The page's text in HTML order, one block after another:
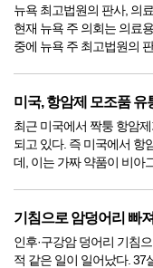
뉴욕 최고법원의 판사, 의
현재 뉴욕 주 의회는 의료
중에 뉴욕 주 최고법원의
크벡 판사...
미국, 항암제 모조품 유
최근 미국에서 짝퉁 항암
되고 있다. 즉 미국에서 항
데, 이는 가짜 약품이 비아
허셉틴, 리투...
기침으로 암덩어리 빠
인후·구강암 덩어리 기침
적 같은 일이 일어났다. 37